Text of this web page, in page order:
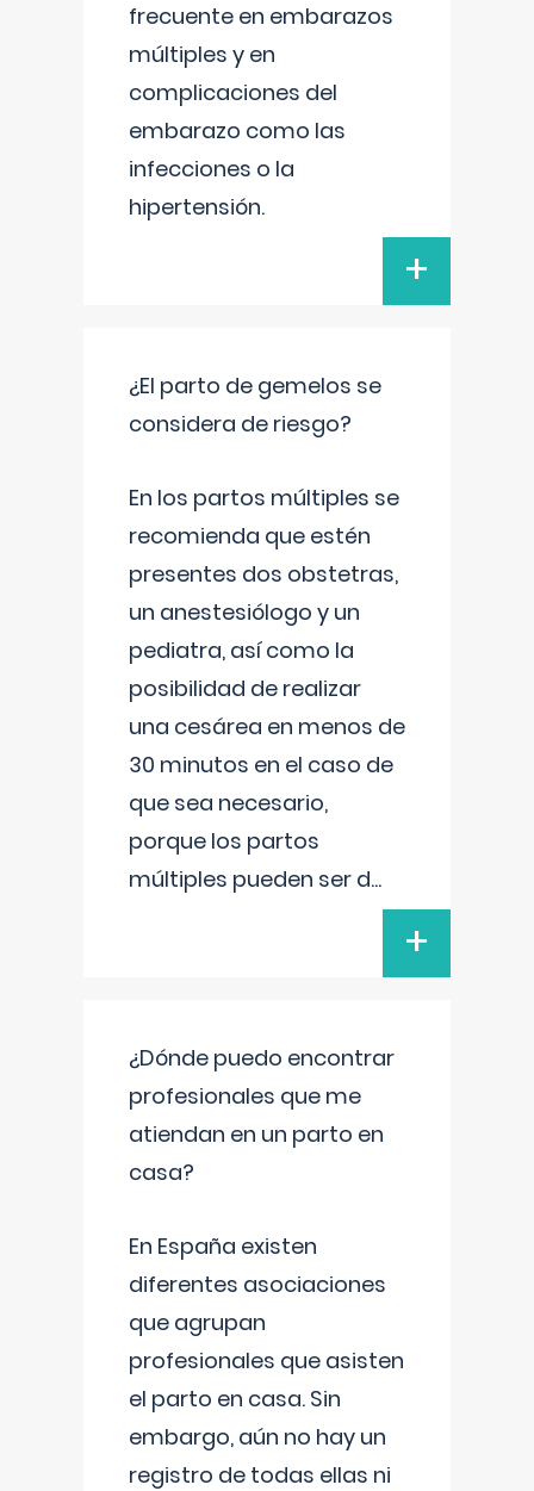
frecuente en embarazos
múltiples y en
complicaciones del
embarazo como las
infecciones o la
hipertensión.
+
¿El parto de gemelos se
considera de riesgo?
En los partos múltiples se
recomienda que estén
presentes dos obstetras,
un anestesiólogo y un
pediatra, así como la
posibilidad de realizar
una cesárea en menos de
30 minutos en el caso de
que sea necesario,
porque los partos
múltiples pueden ser d...
+
¿Dónde puedo encontrar
profesionales que me
atiendan en un parto en
casa?
En España existen
diferentes asociaciones
que agrupan
profesionales que asisten
el parto en casa. Sin
embargo, aún no hay un
registro de todas ellas ni